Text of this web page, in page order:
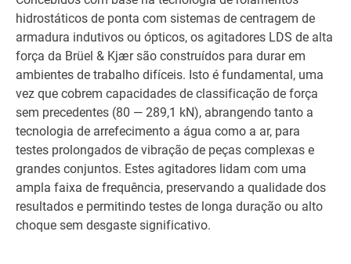
hidrostáticos de ponta com sistemas de centragem de
armadura indutivos ou ópticos, os agitadores LDS de alta
força da Brüel & Kjær são construídos para durar em
ambientes de trabalho difíceis. Isto é fundamental, uma
vez que cobrem capacidades de classificação de força
sem precedentes (80 — 289,1 kN), abrangendo tanto a
tecnologia de arrefecimento a água como a ar, para
testes prolongados de vibração de peças complexas e
grandes conjuntos. Estes agitadores lidam com uma
ampla faixa de frequência, preservando a qualidade dos
resultados e permitindo testes de longa duração ou alto
choque sem desgaste significativo.